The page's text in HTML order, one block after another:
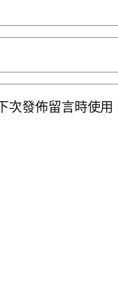
次發佈留言時使用